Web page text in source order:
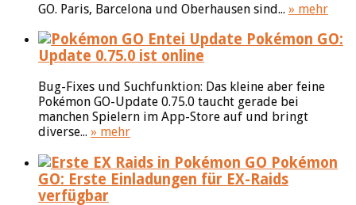
GO. Paris, Barcelona und Oberhausen sind... » mehr
Pokémon GO:
Update 0.75.0 ist online
Bug-Fixes und Suchfunktion: Das kleine aber feine
Pokémon GO-Update 0.75.0 taucht gerade bei
manchen Spielern im App-Store auf und bringt
diverse... » mehr
Pokémon
GO: Erste Einladungen für EX-Raids
verfügbar